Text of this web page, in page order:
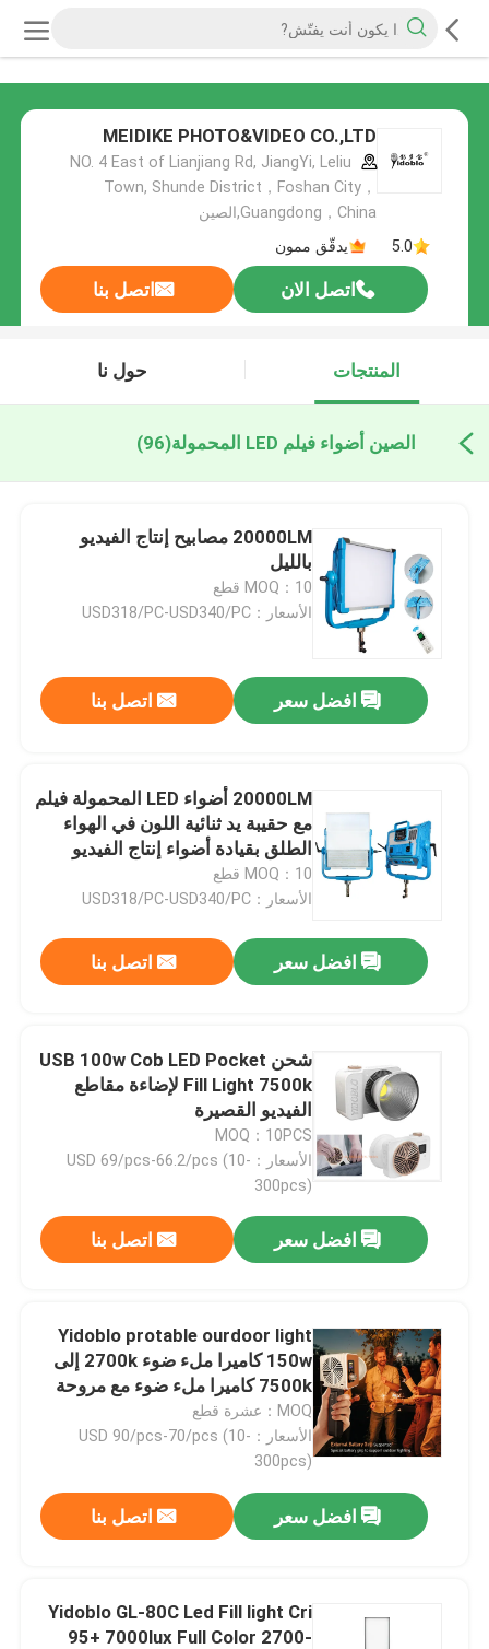
MEIDIKE PHOTO&VIDEO CO.,LTD
NO. 4 East of Lianjiang Rd, JiangYi, Leliu
Town, Shunde District，Foshan City，
Guangdong，China,الصين
5.0
يدقّق ممون
اتصل الان اتصل بنا
المنتجات حول نا
الصين أضواء فيلم LED المحمولة (96)
20000LM مصابيح إنتاج الفيديو
بالليل
MOQ：10 قطع
الأسعار：USD318/PC-USD340/PC
افضل سعر اتصل بنا
20000LM أضواء LED المحمولة فيلم
مع حقيبة يد ثنائية اللون في الهواء
الطلق بقيادة أضواء إنتاج الفيديو
MOQ：10 قطع
الأسعار：USD318/PC-USD340/PC
افضل سعر اتصل بنا
شحن USB 100w Cob LED Pocket
Fill Light 7500k لإضاءة مقاطع
الفيديو القصيرة
MOQ：10PCS
الأسعار：USD 69/pcs-66.2/pcs (10-
300pcs)
افضل سعر اتصل بنا
Yidoblo protable ourdoor light
150w كاميرا ملء ضوء 2700k إلى
7500k كاميرا ملء ضوء مع مروحة
التبريد
MOQ：عشرة قطع
الأسعار：USD 90/pcs-70/pcs (10-
300pcs)
افضل سعر اتصل بنا
Yidoblo GL-80C Led Fill light Cri
95+ 7000lux Full Color 2700-